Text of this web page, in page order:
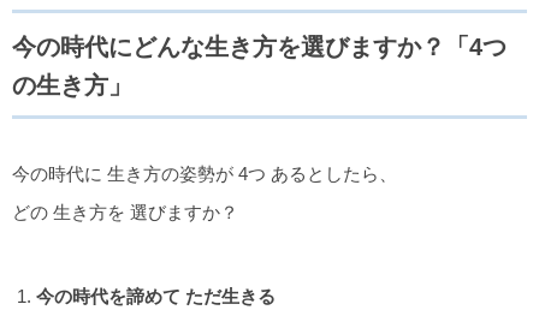
今の時代にどんな生き方を選びますか？「4つ
の生き方」
今の時代に 生き方の姿勢が 4つ あるとしたら、
どの 生き方を 選びますか？
今の時代を諦めて ただ生きる